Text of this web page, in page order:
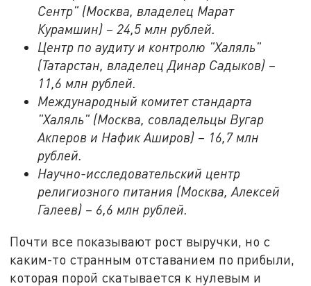
Сентр" (Москва, владелец Марат
Курамшин) – 24,5 млн рублей.
Центр по аудиту и контролю "Халяль"
(Татарстан, владелец Динар Садыков) –
11,6 млн рублей.
Международный комитет стандарта
"Халяль" (Москва, совладельцы Вугар
Акперов и Нафик Аширов) – 16,7 млн
рублей.
Научно-исследовательский центр
религиозного питания (Москва, Алексей
Галеев) – 6,6 млн рублей.
Почти все показывают рост выручки, но с
каким-то странным отставанием по прибыли,
которая порой скатывается к нулевым и